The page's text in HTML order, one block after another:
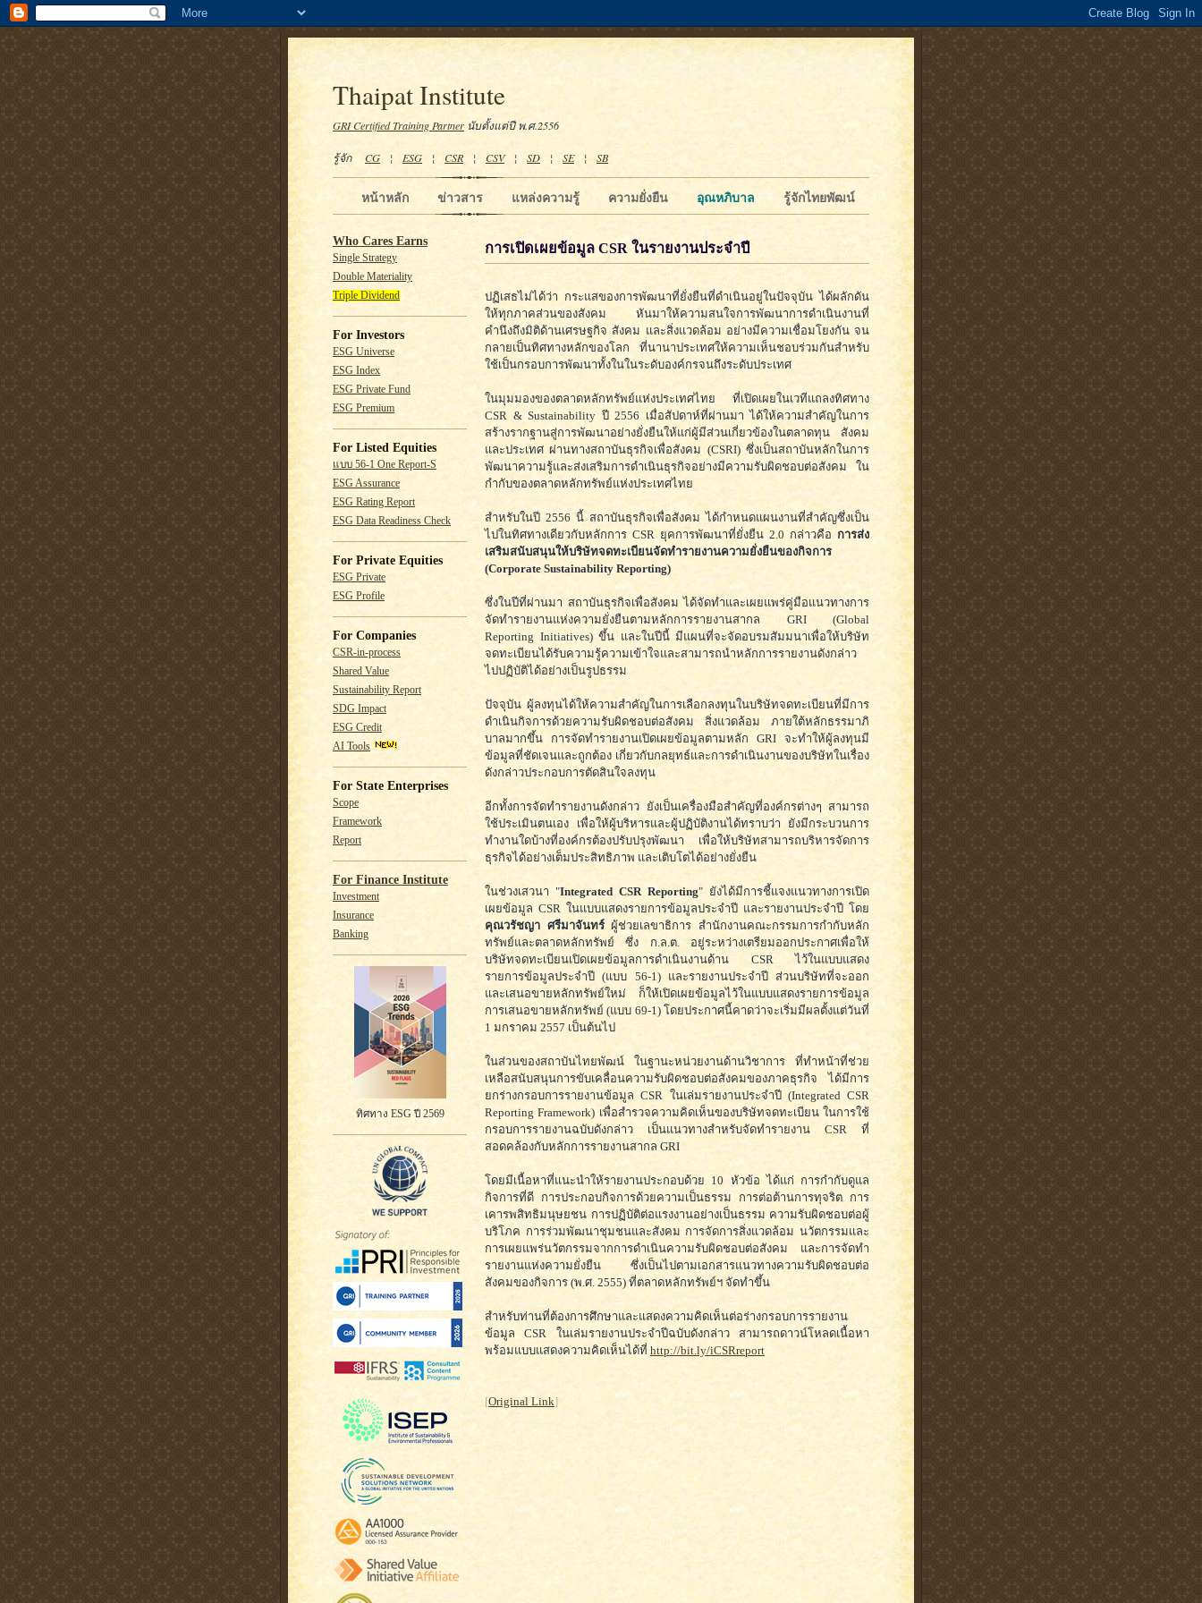
Thaipat Institute
GRI Certified Training Partner นับตั้งแต่ปี พ.ศ.2556
รู้จัก CG ¦ ESG ¦ CSR¦ CSV¦ SD ¦ SE¦ SB
รู้จักไทยพัฒน์
อุณหภิบาล
ความยั่งยืน
แหล่งความรู้
ข่าวสาร
หน้าหลัก
Who Cares Earns
Single Strategy
Double Materiality
Triple Dividend
For Investors
ESG Universe
ESG Index
ESG Private Fund
ESG Premium
For Listed Equities
แบบ 56-1 One Report-S
ESG Assurance
ESG Rating Report
ESG Data Readiness Check
For Private Equities
ESG Private
ESG Profile
For Companies
CSR-in-process
Shared Value
Sustainability Report
SDG Impact
ESG Credit
AI Tools
For State Enterprises
Scope
Framework
Report
For Finance Institute
Investment
Insurance
Banking
ทิศทาง ESG ปี 2569
การเปิดเผยข้อมูล CSR ในรายงานประจำปี
ปฏิเสธไม่ได้ว่า กระแสของการพัฒนาที่ยั่งยืนที่ดำเนินอยู่ในปัจจุบัน ได้ผลักดัน
ให้ทุกภาคส่วนของสังคม หันมาให้ความสนใจการพัฒนาการดำเนินงานที่
คำนึงถึงมิติด้านเศรษฐกิจ สังคม และสิ่งแวดล้อม อย่างมีความเชื่อมโยงกัน จน
กลายเป็นทิศทางหลักของโลก ที่นานาประเทศให้ความเห็นชอบร่วมกันสำหรับ
ใช้เป็นกรอบการพัฒนาทั้งในในระดับองค์กรจนถึงระดับประเทศ
ในมุมมองของตลาดหลักทรัพย์แห่งประเทศไทย ที่เปิดเผยในเวทีแถลงทิศทาง
CSR & Sustainability ปี 2556 เมื่อสัปดาห์ที่ผ่านมา ได้ให้ความสำคัญในการ
สร้างรากฐานสู่การพัฒนาอย่างยั่งยืนให้แก่ผู้มีส่วนเกี่ยวข้องในตลาดทุน สังคม
และประเทศ ผ่านทางสถาบันธุรกิจเพื่อสังคม (CSRI) ซึ่งเป็นสถาบันหลักในการ
พัฒนาความรู้และส่งเสริมการดำเนินธุรกิจอย่างมีความรับผิดชอบต่อสังคม ใน
กำกับของตลาดหลักทรัพย์แห่งประเทศไทย
สำหรับในปี 2556 นี้ สถาบันธุรกิจเพื่อสังคม ได้กำหนดแผนงานที่สำคัญซึ่งเป็น
ไปในทิศทางเดียวกับหลักการ CSR ยุคการพัฒนาที่ยั่งยืน 2.0 กล่าวคือ การส่ง
เสริมสนับสนุนให้บริษัทจดทะเบียนจัดทำรายงานความยั่งยืนของกิจการ
(Corporate Sustainability Reporting)
ซึ่งในปีที่ผ่านมา สถาบันธุรกิจเพื่อสังคม ได้จัดทำและเผยแพร่คู่มือแนวทางการ
จัดทำรายงานแห่งความยั่งยืนตามหลักการรายงานสากล GRI (Global
Reporting Initiatives) ขึ้น และในปีนี้ มีแผนที่จะจัดอบรมสัมมนาเพื่อให้บริษัท
จดทะเบียนได้รับความรู้ความเข้าใจและสามารถนำหลักการรายงานดังกล่าว
ไปปฏิบัติได้อย่างเป็นรูปธรรม
ปัจจุบัน ผู้ลงทุนได้ให้ความสำคัญในการเลือกลงทุนในบริษัทจดทะเบียนที่มีการ
ดำเนินกิจการด้วยความรับผิดชอบต่อสังคม สิ่งแวดล้อม ภายใต้หลักธรรมาภิ
บาลมากขึ้น การจัดทำรายงานเปิดเผยข้อมูลตามหลัก GRI จะทำให้ผู้ลงทุนมี
ข้อมูลที่ชัดเจนและถูกต้อง เกี่ยวกับกลยุทธ์และการดำเนินงานของบริษัทในเรื่อง
ดังกล่าวประกอบการตัดสินใจลงทุน
อีกทั้งการจัดทำรายงานดังกล่าว ยังเป็นเครื่องมือสำคัญที่องค์กรต่างๆ สามารถ
ใช้ประเมินตนเอง เพื่อให้ผู้บริหารและผู้ปฏิบัติงานได้ทราบว่า ยังมีกระบวนการ
ทำงานใดบ้างที่องค์กรต้องปรับปรุงพัฒนา เพื่อให้บริษัทสามารถบริหารจัดการ
ธุรกิจได้อย่างเต็มประสิทธิภาพ และเติบโตได้อย่างยั่งยืน
ในช่วงเสวนา "Integrated CSR Reporting" ยังได้มีการชี้แจงแนวทางการเปิด
เผยข้อมูล CSR ในแบบแสดงรายการข้อมูลประจำปี และรายงานประจำปี โดย
คุณวรัชญา ศรีมาจันทร์ผู้ช่วยเลขาธิการ สำนักงานคณะกรรมการกำกับหลัก
ทรัพย์และตลาดหลักทรัพย์ ซึ่ง ก.ล.ต. อยู่ระหว่างเตรียมออกประกาศเพื่อให้
บริษัทจดทะเบียนเปิดเผยข้อมูลการดำเนินงานด้าน CSR ไว้ในแบบแสดง
รายการข้อมูลประจำปี (แบบ 56-1) และรายงานประจำปี ส่วนบริษัทที่จะออก
และเสนอขายหลักทรัพย์ใหม่ ก็ให้เปิดเผยข้อมูลไว้ในแบบแสดงรายการข้อมูล
การเสนอขายหลักทรัพย์ (แบบ 69-1) โดยประกาศนี้คาดว่าจะเริ่มมีผลตั้งแต่วันที่
1 มกราคม 2557 เป็นต้นไป
ในส่วนของสถาบันไทยพัฒน์ ในฐานะหน่วยงานด้านวิชาการ ที่ทำหน้าที่ช่วย
เหลือสนับสนุนการขับเคลื่อนความรับผิดชอบต่อสังคมของภาคธุรกิจ ได้มีการ
ยกร่างกรอบการรายงานข้อมูล CSR ในเล่มรายงานประจำปี (Integrated CSR
Reporting Framework) เพื่อสำรวจความคิดเห็นของบริษัทจดทะเบียน ในการใช้
กรอบการรายงานฉบับดังกล่าว เป็นแนวทางสำหรับจัดทำรายงาน CSR ที่
สอดคล้องกับหลักการรายงานสากล GRI
โดยมีเนื้อหาที่แนะนำให้รายงานประกอบด้วย 10 หัวข้อ ได้แก่ การกำกับดูแล
กิจการที่ดี การประกอบกิจการด้วยความเป็นธรรม การต่อต้านการทุจริต การ
เคารพสิทธิมนุษยชน การปฏิบัติต่อแรงงานอย่างเป็นธรรม ความรับผิดชอบต่อผู้
บริโภค การร่วมพัฒนาชุมชนและสังคม การจัดการสิ่งแวดล้อม นวัตกรรมและ
การเผยแพร่นวัตกรรมจากการดำเนินความรับผิดชอบต่อสังคม และการจัดทำ
รายงานแห่งความยั่งยืน ซึ่งเป็นไปตามเอกสารแนวทางความรับผิดชอบต่อ
สังคมของกิจการ (พ.ศ. 2555) ที่ตลาดหลักทรัพย์ฯ จัดทำขึ้น
สำหรับท่านที่ต้องการศึกษาและแสดงความคิดเห็นต่อร่างกรอบการรายงาน
ข้อมูล CSR ในเล่มรายงานประจำปีฉบับดังกล่าว สามารถดาวน์โหลดเนื้อหา
พร้อมแบบแสดงความคิดเห็นได้ที่ http://bit.ly/iCSRreport
[Original Link]